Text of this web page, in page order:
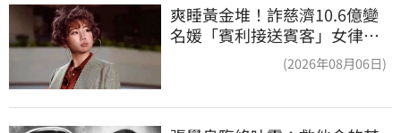
爽睡黃金堆！詐慈濟10.6億變
名媛「賓利接送賓客」女律師
(2026年08月06日)